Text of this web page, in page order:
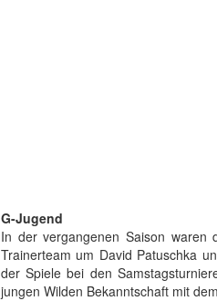
G-Jugend
In der vergangenen Saison waren
Trainerteam um David Patuschka
der Spiele bei den
jungen Wilden Bekanntschaft mit